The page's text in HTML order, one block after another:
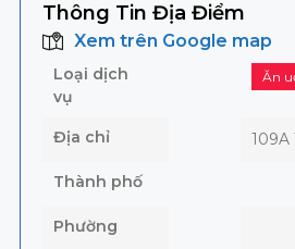
Thông Tin Địa Điểm
Xem trên Google map
Loại dịch
vụ
Ăn
Địa chỉ 109A
Thành phố
Phường